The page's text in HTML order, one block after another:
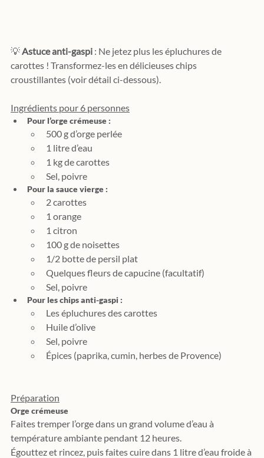
💡 Astuce anti-gaspi : Ne jetez plus les épluchures de
carottes ! Transformez-les en délicieuses chips
croustillantes (voir détail ci-dessous).
Ingrédients pour 6 personnes
Pour l’orge crémeuse :
500 g d’orge perlée
1 litre d’eau
1 kg de carottes
Sel, poivre
Pour la sauce vierge :
2 carottes
1 orange
1 citron
100 g de noisettes
1/2 botte de persil plat
Quelques fleurs de capucine (facultatif)
Sel, poivre
Pour les chips anti-gaspi :
Les épluchures des carottes
Huile d’olive
Sel, poivre
Épices (paprika, cumin, herbes de Provence)
Préparation
Orge crémeuse
Faites tremper l’orge dans un grand volume d’eau à
température ambiante pendant 12 heures.
Égouttez et rincez, puis faites cuire dans 1 litre d’eau froide à